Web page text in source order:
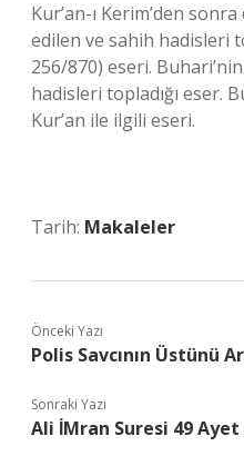
Kur’an-ı Kerim’den
edilen ve sahih hadisleri
256/870) eseri.
hadisleri topladığı eser.
Kur’an ile ilgili eseri.
Tarih: Makaleler
Önceki Yazı
Polis Savcının Üstünü
Sonraki Yazı
Ali İMran Suresi 49